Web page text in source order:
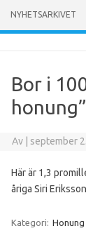
NYHETSARKIVET
Bor i
Av september
Här är 1,3
åriga Siri
Kategori: Honung